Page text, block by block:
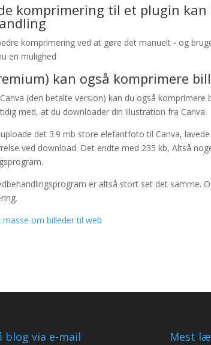
komprimering til et plugin
komprimering ved at gøre det manuelt - og
en mulighed
kan også komprimere
(den betalte version) kan du også komprimere
med, at du downloader din illustration fra Canva.
uploade det 3.9 mb store elefantfoto til Canva,
ved download. Det endte med 235 kb, Altså
er altså stort set det samme.
masse om billeder til web
blog via e-mail Mest